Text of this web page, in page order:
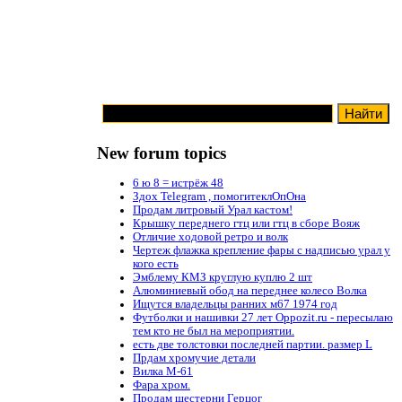
New forum topics
6 ю 8 = истрёж 48
Здох Telegram , помогитеклОпОна
Продам литровый Урал кастом!
Крышку переднего гтц или гтц в сборе Вояж
Отличие ходовой ретро и волк
Чертеж флажка крепление фары с надписью урал у
кого есть
Эмблему КМЗ круглую куплю 2 шт
Алюминиевый обод на переднее колесо Волка
Ищутся владельцы ранних м67 1974 год
Футболки и нашивки 27 лет Oppozit.ru - пересылаю
тем кто не был на мероприятии.
есть две толстовки последней партии. размер L
Прдам хромучие детали
Вилка М-61
Фара хром.
Продам шестерни Герцог